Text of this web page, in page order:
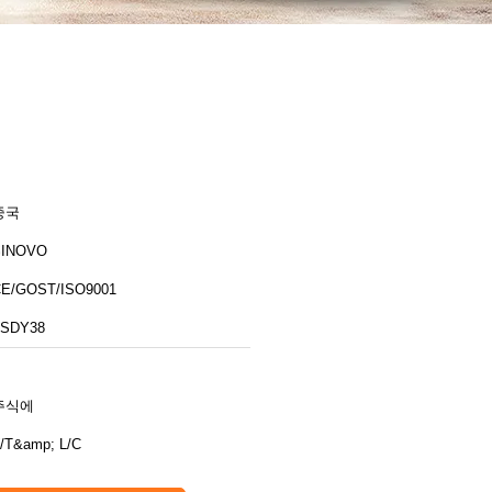
국
GOST/ISO9001
식에
T&amp; L/C